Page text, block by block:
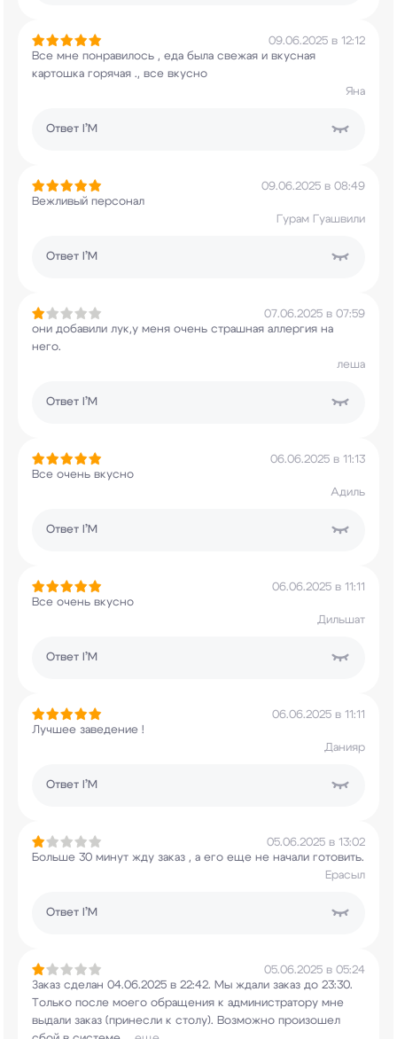
09.06.2025 в 12:12
Все мне понравилось , еда была свежая и вкусная
картошка горячая ., все вкусно
Яна
Ответ I’M
09.06.2025 в 08:49
Вежливый персонал
Гурам Гуашвили
Ответ I’M
07.06.2025 в 07:59
они добавили лук,у меня очень страшная аллергия на
него.
леша
Ответ I’M
06.06.2025 в 11:13
Все очень вкусно
Адиль
Ответ I’M
06.06.2025 в 11:11
Все очень вкусно
Дильшат
Ответ I’M
06.06.2025 в 11:11
Лучшее заведение !
Данияр
Ответ I’M
05.06.2025 в 13:02
Больше 30 минут жду заказ , а его еще не начали готовить.
Ерасыл
Ответ I’M
05.06.2025 в 05:24
Заказ сделан 04.06.2025 в 22:42. Мы ждали заказ до 23:30.
Только после моего обращения к администратору мне
выдали заказ (принесли к столу). Возможно произошел